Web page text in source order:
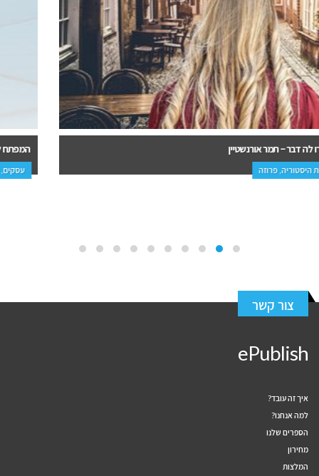
המפתח למנהיגות אנושית – אריה פיישביין
עסקים, פנאי, עיון, הדרכה ופנאי
צור קשר
ePublish
איך זה עובד?
למה אנחנו?
הספרים שלנו
מחירון
המלצות